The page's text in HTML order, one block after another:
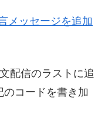
メッセージを追加
配信のラストに追
コードを書き加